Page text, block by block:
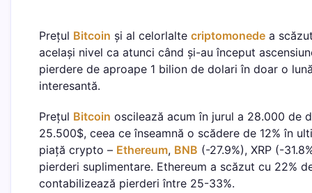
Prețul Bitcoin și al celorlalte criptomonede a
același nivel ca atunci când și-au început
pierdere de aproape 1 bilion de dolari în doar o
interesantă.
Prețul Bitcoin oscilează acum în jurul a 28.000 de
25.500$, ceea ce înseamnă o scădere de 12% în
piață crypto – Ethereum, BNB (-27.9%), XRP (-
pierderi suplimentare. Ethereum a scăzut cu 22%
contabilizează pierderi între 25-33%.